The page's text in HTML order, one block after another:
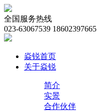
全国服务热线
023-63067539 18602397665
焱锐首页
关于焱锐
简介
实景
合作伙伴